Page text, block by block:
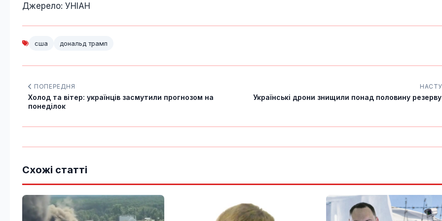
Джерело: УНІАН
сша дональд трамп
ПОПЕРЕДНЯ
Холод та вітер: українців засмутили прогнозом на
понеділок
Українські дрони знищили понад половину
Схожі статті